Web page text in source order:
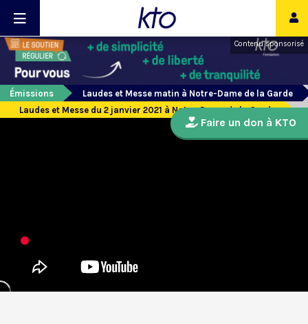
Contenu sponsorisé
Émissions
Laudes et Messe matin à Notre-Dame de la Garde
Laudes et Messe du 2 janvier 2021 à Notre-Dame de la Garde
Faire un don à KTO